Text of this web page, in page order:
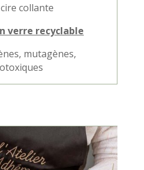
collante
verre recyclable
mutagènes,